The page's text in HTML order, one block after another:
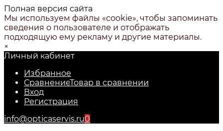
Полная версия сайта
Мы используем файлы «cookie», чтобы запоминать
сведения о пользователе и отображать
подходящую ему рекламу и другие материалы.
×
Личный кабинет
Избранное
СравнениеТовар в сравнении
Вход
Регистрация
info@opticaservis.ru0